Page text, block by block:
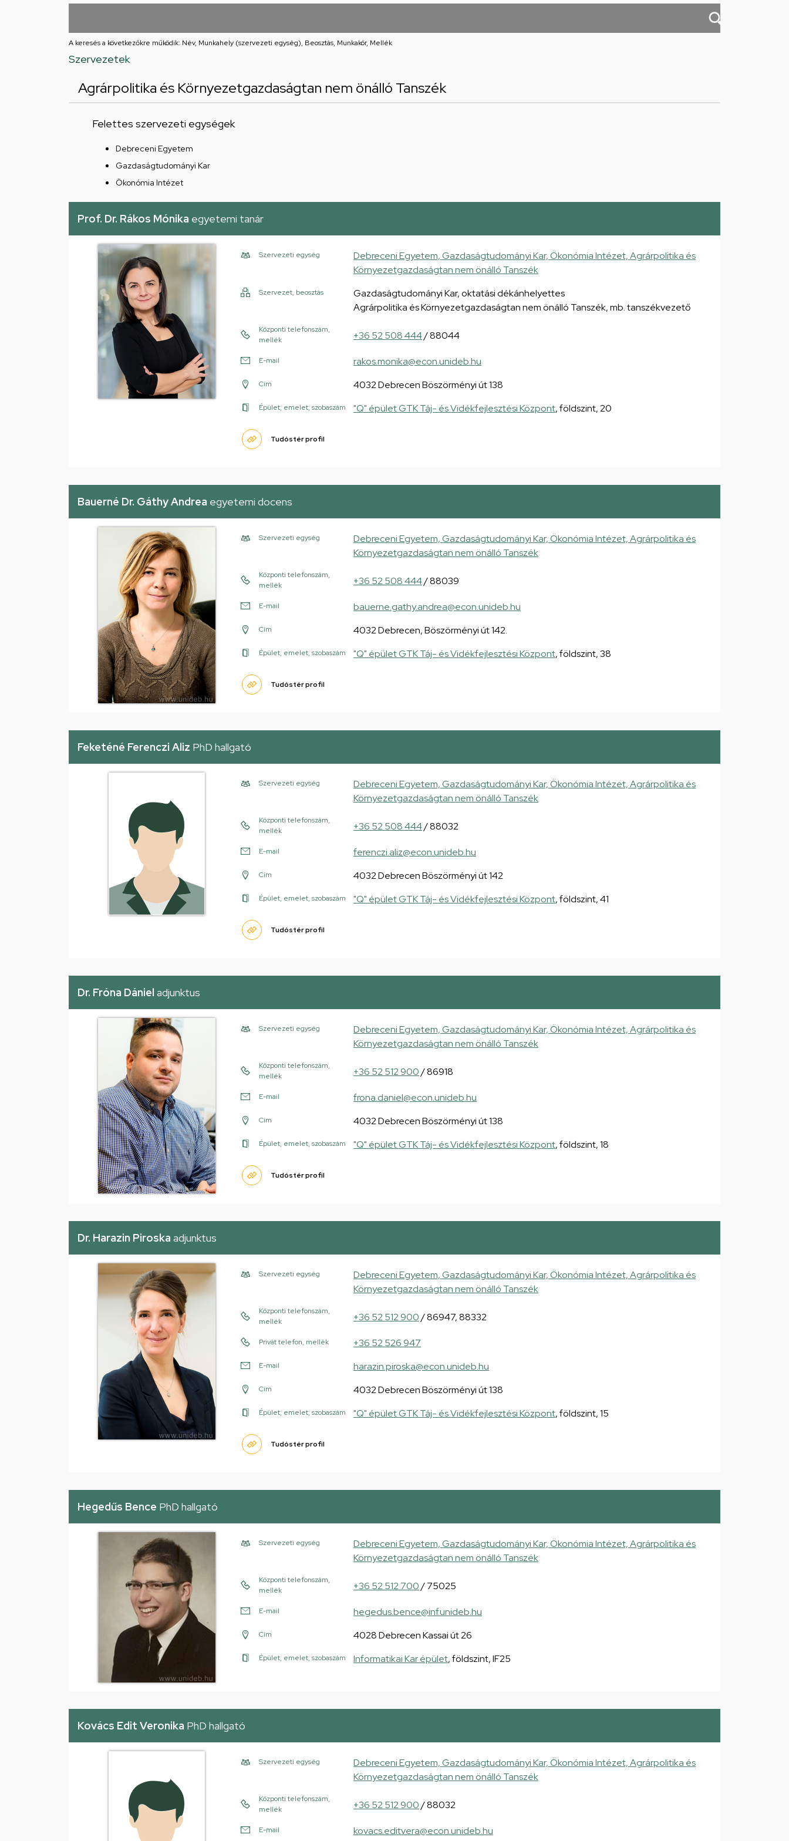
feladatellátási
A keresés a következőkre működik: Név, Munkahely (szervezeti egység), Beosztás, Munkakör, Mellék
Szervezetek
Agrárpolitika és Környezetgazdaságtan nem önálló Tanszék
Felettes szervezeti egységek
Debreceni Egyetem
Gazdaságtudományi Kar
Ökonómia Intézet
Prof. Dr. Rákos Mónika egyetemi tanár
Szervezeti egység
Debreceni Egyetem, Gazdaságtudományi Kar, Ökonómia Intézet, Agrárpolitika és
Környezetgazdaságtan nem önálló Tanszék
Szervezet, beosztás
Gazdaságtudományi Kar, oktatási dékánhelyettes
Agrárpolitika és Környezetgazdaságtan nem önálló Tanszék, mb. tanszékvezető
Központi telefonszám,
mellék
+36 52 508 444/ 88044
E-mail rakos.monika@econ.unideb.hu
Cím 4032 Debrecen Böszörményi út 138
Épület, emelet, szobaszám "Q" épület GTK Táj- és Vidékfejlesztési Központ, földszint, 20
Tudóstér profil
Bauerné Dr. Gáthy Andrea egyetemi docens
Szervezeti egység
Debreceni Egyetem, Gazdaságtudományi Kar, Ökonómia Intézet, Agrárpolitika és
Környezetgazdaságtan nem önálló Tanszék
Központi telefonszám,
mellék
+36 52 508 444/ 88039
E-mail bauerne.gathy.andrea@econ.unideb.hu
Cím 4032 Debrecen, Böszörményi út 142.
Épület, emelet, szobaszám "Q" épület GTK Táj- és Vidékfejlesztési Központ, földszint, 38
Tudóstér profil
Feketéné Ferenczi Aliz PhD hallgató
Szervezeti egység
Debreceni Egyetem, Gazdaságtudományi Kar, Ökonómia Intézet, Agrárpolitika és
Környezetgazdaságtan nem önálló Tanszék
Központi telefonszám,
mellék
+36 52 508 444/ 88032
E-mail ferenczi.aliz@econ.unideb.hu
Cím 4032 Debrecen Böszörményi út 142
Épület, emelet, szobaszám "Q" épület GTK Táj- és Vidékfejlesztési Központ, földszint, 41
Tudóstér profil
Dr. Fróna Dániel adjunktus
Szervezeti egység
Debreceni Egyetem, Gazdaságtudományi Kar, Ökonómia Intézet, Agrárpolitika és
Környezetgazdaságtan nem önálló Tanszék
Központi telefonszám,
mellék
+36 52 512 900/ 86918
E-mail frona.daniel@econ.unideb.hu
Cím 4032 Debrecen Böszörményi út 138
Épület, emelet, szobaszám "Q" épület GTK Táj- és Vidékfejlesztési Központ, földszint, 18
Tudóstér profil
Dr. Harazin Piroska adjunktus
Szervezeti egység
Debreceni Egyetem, Gazdaságtudományi Kar, Ökonómia Intézet, Agrárpolitika és
Környezetgazdaságtan nem önálló Tanszék
Központi telefonszám,
mellék
+36 52 512 900/ 86947, 88332
Privát telefon, mellék +36 52 526 947
E-mail harazin.piroska@econ.unideb.hu
Cím 4032 Debrecen Böszörményi út 138
Épület, emelet, szobaszám "Q" épület GTK Táj- és Vidékfejlesztési Központ, földszint, 15
Tudóstér profil
Hegedűs Bence PhD hallgató
Szervezeti egység
Debreceni Egyetem, Gazdaságtudományi Kar, Ökonómia Intézet, Agrárpolitika és
Környezetgazdaságtan nem önálló Tanszék
Központi telefonszám,
mellék
+36 52 512 700/ 75025
E-mail hegedus.bence@inf.unideb.hu
Cím 4028 Debrecen Kassai út 26
Épület, emelet, szobaszám Informatikai Kar épület, földszint, IF25
Kovács Edit Veronika PhD hallgató
Szervezeti egység
Debreceni Egyetem, Gazdaságtudományi Kar, Ökonómia Intézet, Agrárpolitika és
Környezetgazdaságtan nem önálló Tanszék
Központi telefonszám,
mellék
+36 52 512 900/ 88032
E-mail kovacs.editvera@econ.unideb.hu